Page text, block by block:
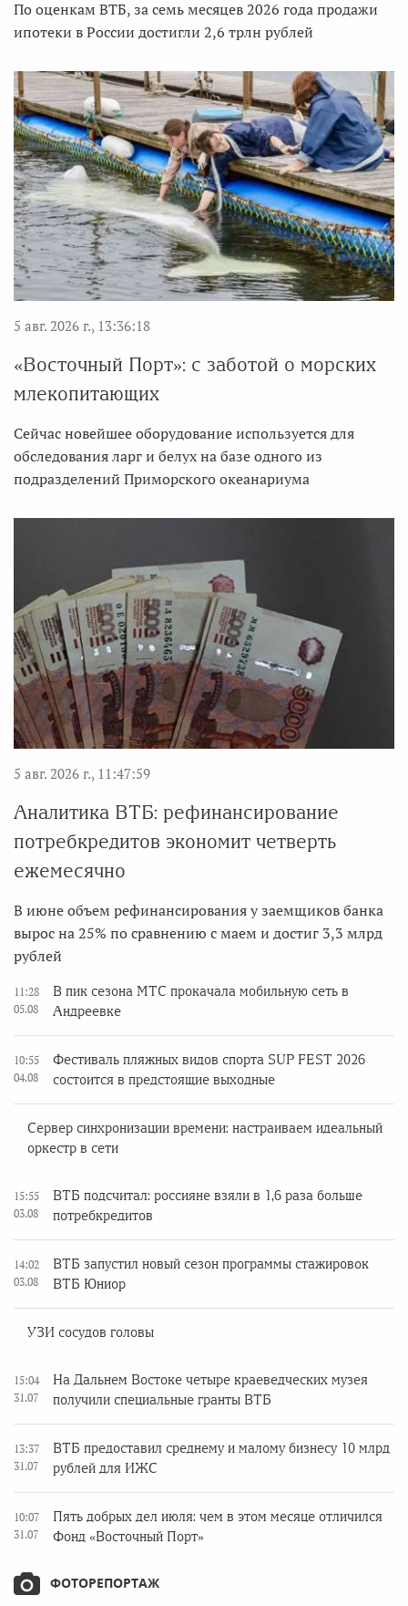
По оценкам ВТБ, за семь месяцев 2026 года продажи
ипотеки в России достигли 2,6 трлн рублей
5 авг. 2026 г., 13:36:18
«Восточный Порт»: с заботой о морских
млекопитающих
Сейчас новейшее оборудование используется для
обследования ларг и белух на базе одного из
подразделений Приморского океанариума
5 авг. 2026 г., 11:47:59
Аналитика ВТБ: рефинансирование
потребкредитов экономит четверть
ежемесячно
В июне объем рефинансирования у заемщиков банка
вырос на 25% по сравнению с маем и достиг 3,3 млрд
рублей
11:28
05.08
В пик сезона МТС прокачала мобильную сеть в
Андреевке
10:55
04.08
Фестиваль пляжных видов спорта SUP FEST 2026
состоится в предстоящие выходные
Сервер синхронизации времени: настраиваем идеальный
оркестр в сети
15:55
03.08
ВТБ подсчитал: россияне взяли в 1,6 раза больше
потребкредитов
14:02
03.08
ВТБ запустил новый сезон программы стажировок
ВТБ Юниор
УЗИ сосудов головы
15:04
31.07
На Дальнем Востоке четыре краеведческих музея
получили специальные гранты ВТБ
13:37
31.07
ВТБ предоставил среднему и малому бизнесу 10 млрд
рублей для ИЖС
10:07
31.07
Пять добрых дел июля: чем в этом месяце отличился
Фонд «Восточный Порт»
ФОТОРЕПОРТАЖ